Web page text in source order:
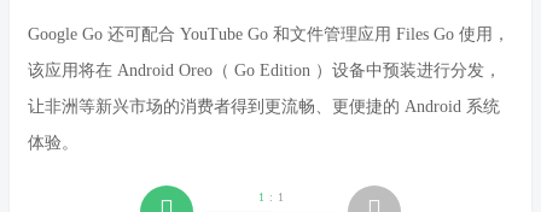
Google Go 还可配合 YouTube Go 和文件管理应用 Files Go 使用，
该应用将在 Android Oreo（ Go Edition ）设备中预装进行分发，
让非洲等新兴市场的消费者得到更流畅、更便捷的 Android 系统
体验。
1 : 1